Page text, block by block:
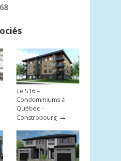
Le S16 –
Condominiums à
Québec –
Constrobourg →